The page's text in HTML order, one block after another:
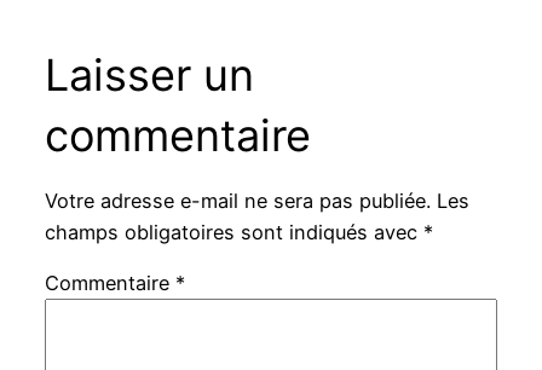
Laisser un
commentaire
Votre adresse e-mail ne sera pas publiée. Les
champs obligatoires sont indiqués avec *
Commentaire *